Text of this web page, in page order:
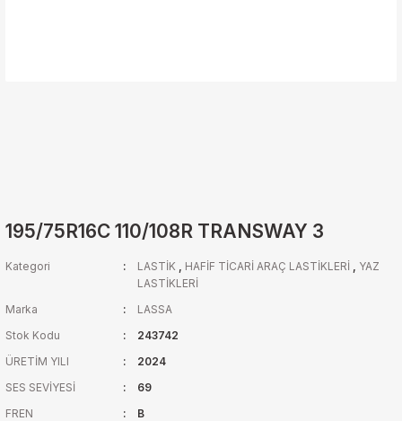
195/75R16C 110/108R TRANSWAY 3
Kategori LASTİK , HAFİF TİCARİ ARAÇ LASTİKLERİ , YAZ
LASTİKLERİ
Marka
LASSA
Stok Kodu
243742
ÜRETİM YILI
2024
SES SEVİYESİ
69
FREN
B